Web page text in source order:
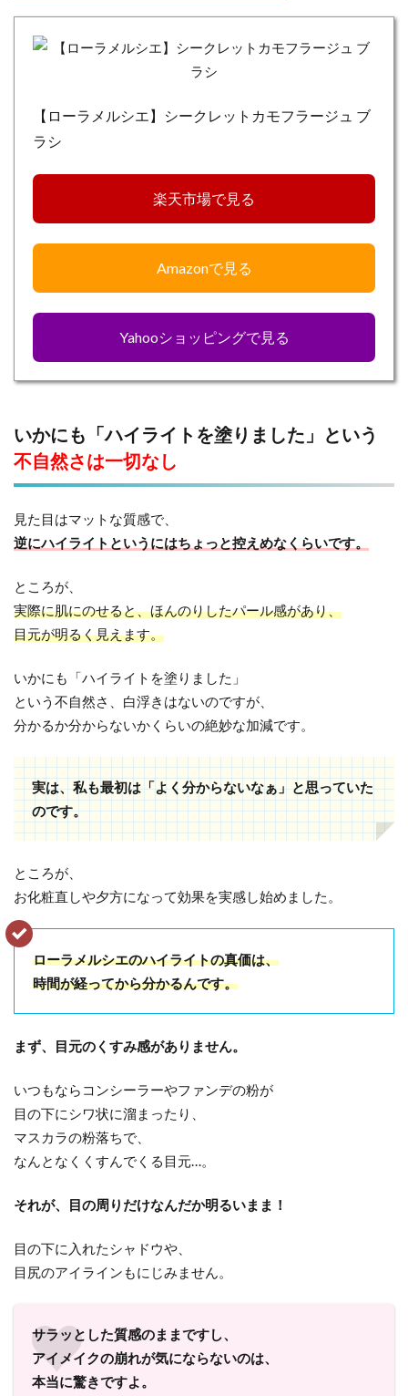
【ローラメルシエ】シークレットカモフラージュ ブ
ラシ
楽天市場で見る
Amazonで見る
Yahooショッピングで見る
いかにも「ハイライトを塗りました」という
不自然さは一切なし
見た目はマットな質感で、
逆にハイライトというにはちょっと控えめなくらいです。
ところが、
実際に肌にのせると、ほんのりしたパール感があり、
目元が明るく見えます。
いかにも「ハイライトを塗りました」
という不自然さ、白浮きはないのですが、
分かるか分からないかくらいの絶妙な加減です。
実は、私も最初は「よく分からないなぁ」と思っていた
のです。
ところが、
お化粧直しや夕方になって効果を実感し始めました。
ローラメルシエのハイライトの真価は、
時間が経ってから分かるんです。
まず、目元のくすみ感がありません。
いつもならコンシーラーやファンデの粉が
目の下にシワ状に溜まったり、
マスカラの粉落ちで、
なんとなくくすんでくる目元…。
それが、目の周りだけなんだか明るいまま！
目の下に入れたシャドウや、
目尻のアイラインもにじみません。
サラッとした質感のままですし、
アイメイクの崩れが気にならないのは、
本当に驚きですよ。